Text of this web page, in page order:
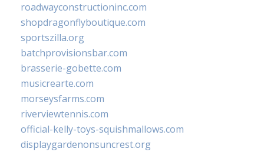
roadwayconstructioninc.com
shopdragonflyboutique.com
sportszilla.org
batchprovisionsbar.com
brasserie-gobette.com
musicrearte.com
morseysfarms.com
riverviewtennis.com
official-kelly-toys-squishmallows.com
displaygardenonsuncrest.org